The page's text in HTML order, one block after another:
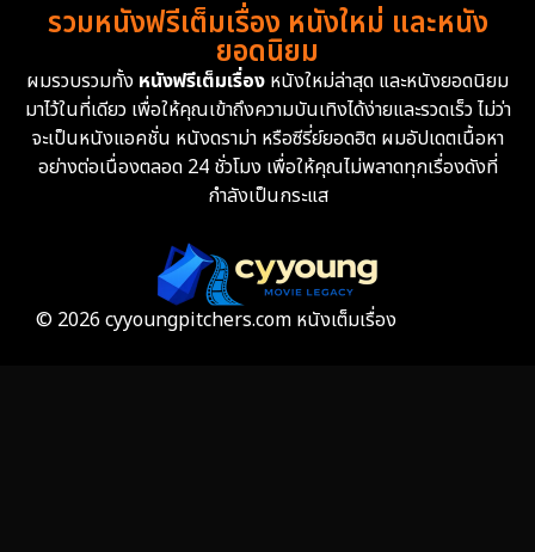
Family ครอบครัว 360
Fantasy จินตนาการ 327
Fiction 9
รวมหนังฟรีเต็มเรื่อง หนังใหม่ และหนัง
ยอดนิยม
ผมรวบรวมทั้ง หนังฟรีเต็มเรื่อง หนังใหม่ล่าสุด และหนังยอดนิยม
มาไว้ในที่เดียว เพื่อให้คุณเข้าถึงความบันเทิงได้ง่ายและรวดเร็ว ไม่ว่า
จะเป็นหนังแอคชั่น หนังดราม่า หรือซีรี่ย์ยอดฮิต ผมอัปเดตเนื้อหา
อย่างต่อเนื่องตลอด 24 ชั่วโมง เพื่อให้คุณไม่พลาดทุกเรื่องดังที่
กำลังเป็นกระแส
© 2026 cyyoungpitchers.com หนังเต็มเรื่อง